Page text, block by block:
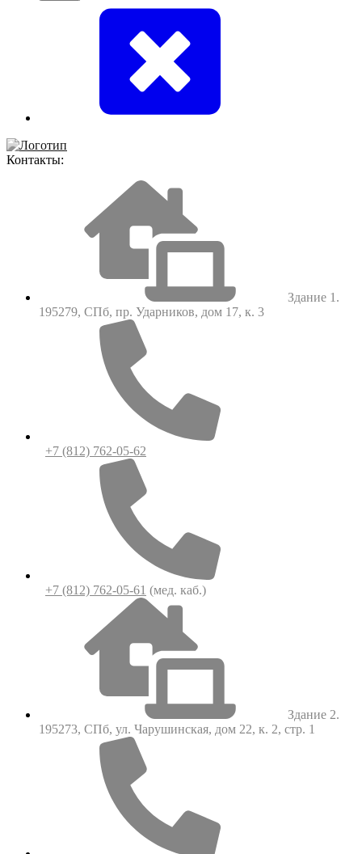
Контакты:
Здание 1.
195279, СПб, пр. Ударников, дом 17, к. 3
+7 (812) 762-05-62
+7 (812) 762-05-61 (мед. каб.)
Здание 2.
195273, СПб, ул. Чарушинская, дом 22, к. 2, стр. 1